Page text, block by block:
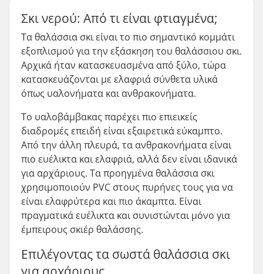
Σκι νερού: Από τι είναι φτιαγμένα;
Τα θαλάσσια σκι είναι το πιο σημαντικό κομμάτι
εξοπλισμού για την εξάσκηση του θαλάσσιου σκι.
Αρχικά ήταν κατασκευασμένα από ξύλο, τώρα
κατασκευάζονται με ελαφριά σύνθετα υλικά
όπως υαλονήματα και ανθρακονήματα.
Το υαλοβάμβακας παρέχει πιο επιεικείς
διαδρομές επειδή είναι εξαιρετικά εύκαμπτο.
Από την άλλη πλευρά, τα ανθρακονήματα είναι
πιο ευέλικτα και ελαφριά, αλλά δεν είναι ιδανικά
για αρχάριους. Τα προηγμένα θαλάσσια σκι
χρησιμοποιούν PVC στους πυρήνες τους για να
είναι ελαφρύτερα και πιο άκαμπτα. Είναι
πραγματικά ευέλικτα και συνιστώνται μόνο για
έμπειρους σκιέρ θαλάσσης.
Επιλέγοντας τα σωστά θαλάσσια σκι